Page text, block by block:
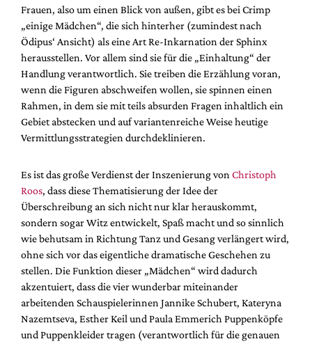
Frauen, also um einen Blick von außen, gibt es bei Crimp
„einige Mädchen“, die sich hinterher (zumindest nach
Ödipus‘ Ansicht) als eine Art Re-Inkarnation der Sphinx
herausstellen. Vor allem sind sie für die „Einhaltung“ der
Handlung verantwortlich. Sie treiben die Erzählung voran,
wenn die Figuren abschweifen wollen, sie spinnen einen
Rahmen, in dem sie mit teils absurden Fragen inhaltlich ein
Gebiet abstecken und auf variantenreiche Weise heutige
Vermittlungsstrategien durchdeklinieren.
Es ist das große Verdienst der Inszenierung von Christoph
Roos, dass diese Thematisierung der Idee der
Überschreibung an sich nicht nur klar herauskommt,
sondern sogar Witz entwickelt, Spaß macht und so sinnlich
wie behutsam in Richtung Tanz und Gesang verlängert wird,
ohne sich vor das eigentliche dramatische Geschehen zu
stellen. Die Funktion dieser „Mädchen“ wird dadurch
akzentuiert, dass die vier wunderbar miteinander
arbeitenden Schauspielerinnen Jannike Schubert, Kateryna
Nazemtseva, Esther Keil und Paula Emmerich Puppenköpfe
und Puppenkleider tragen (verantwortlich für die genauen